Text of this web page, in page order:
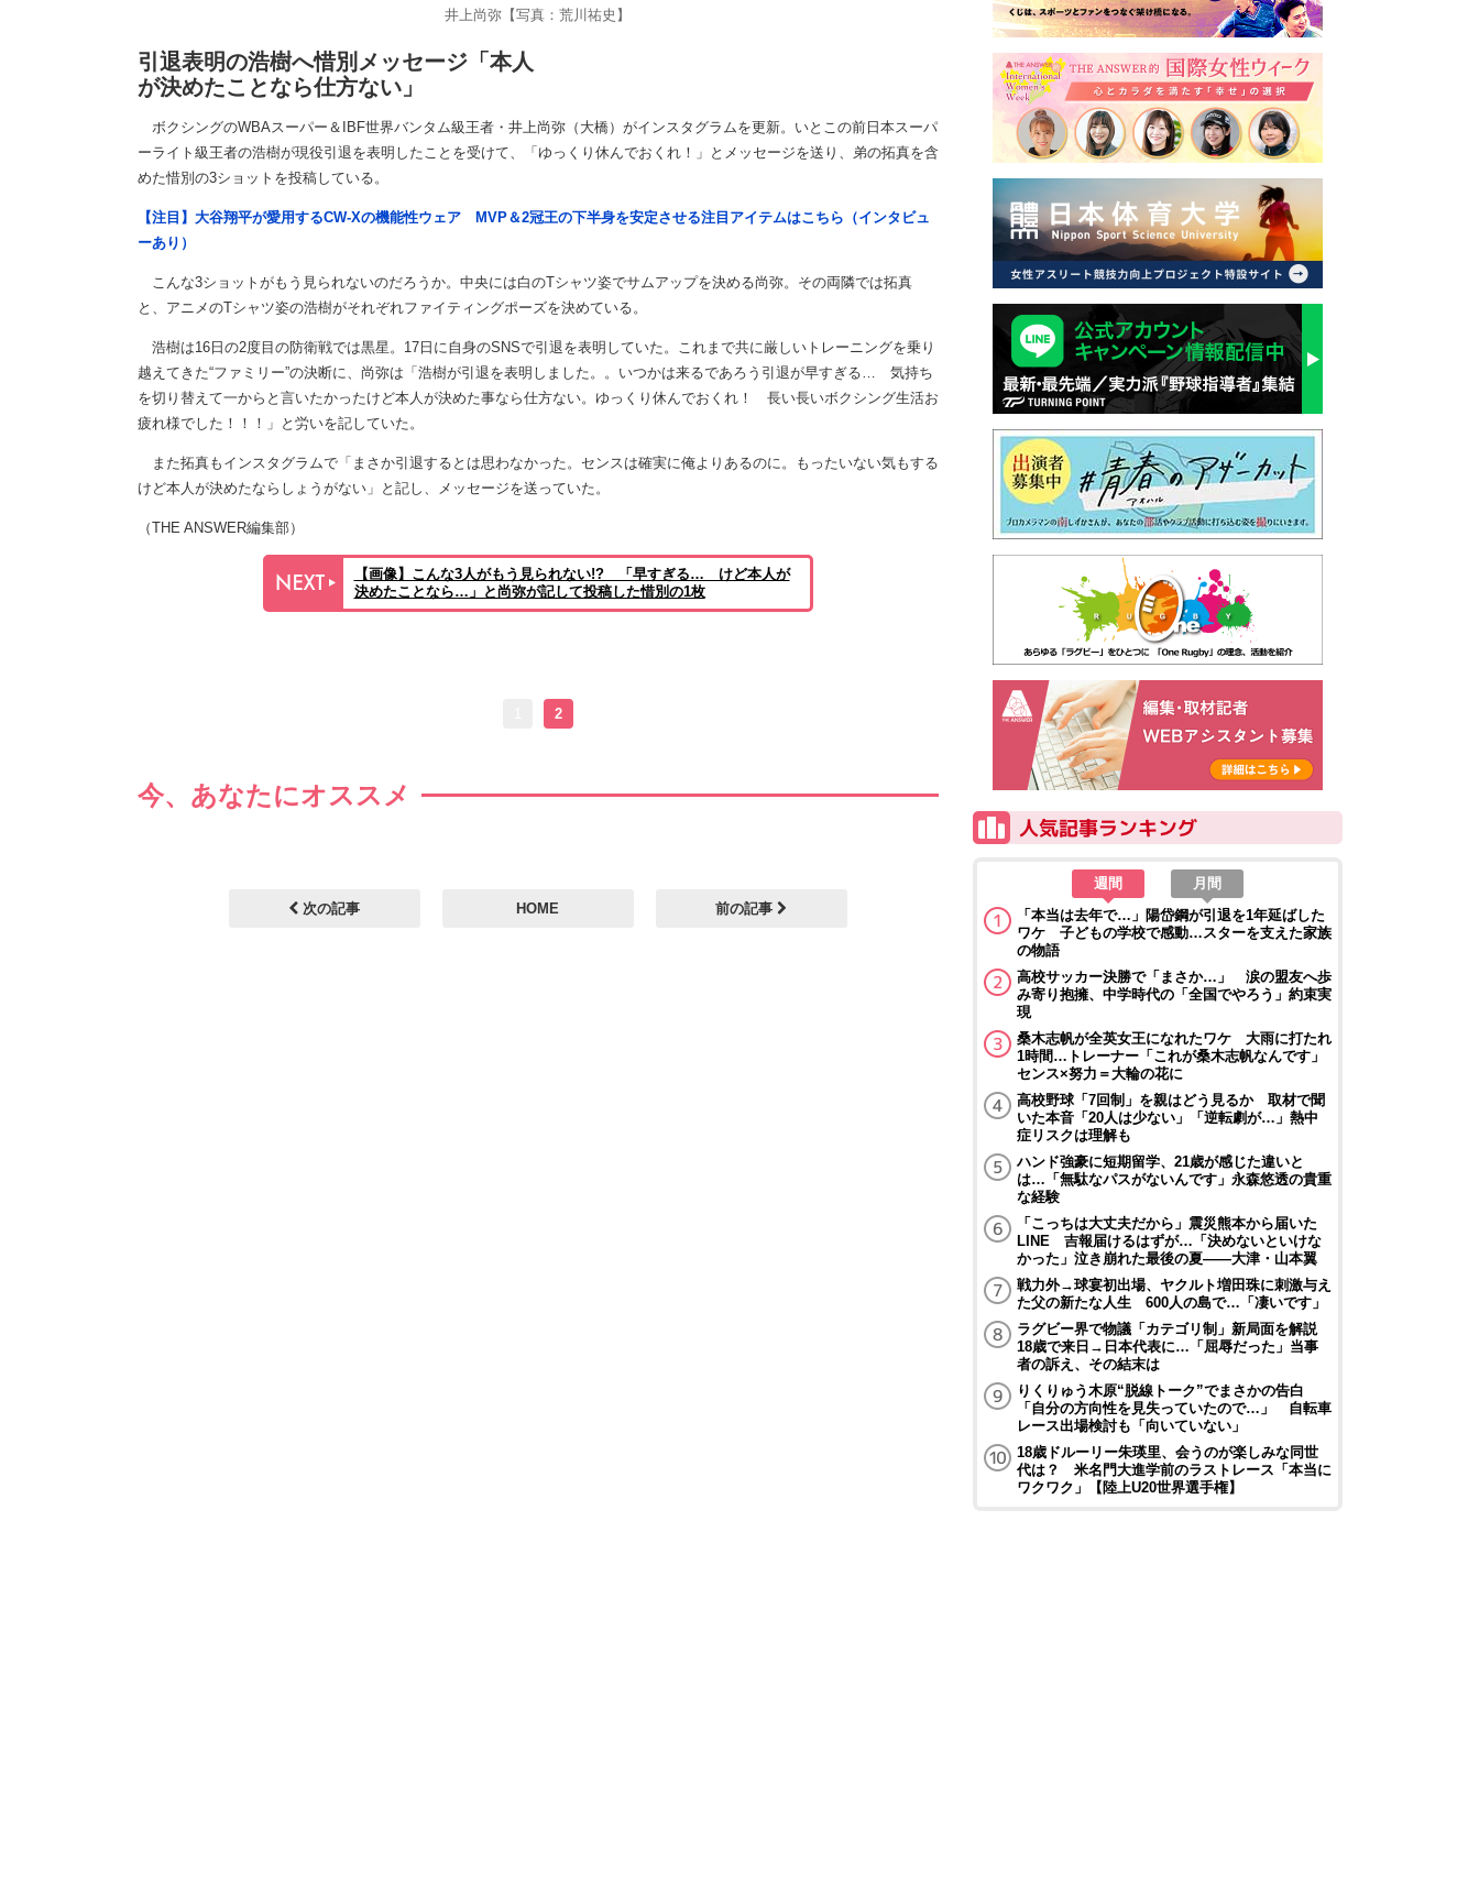
井上尚弥【写真：荒川祐史】
引退表明の浩樹へ惜別メッセージ「本人
が決めたことなら仕方ない」
ボクシングのWBAスーパー＆IBF世界バンタム級王者・井上尚弥（大橋）がインスタグラムを更新。いとこの前日本スーパ
ーライト級王者の浩樹が現役引退を表明したことを受けて、「ゆっくり休んでおくれ！」とメッセージを送り、弟の拓真を含
めた惜別の3ショットを投稿している。
【注目】大谷翔平が愛用するCW-Xの機能性ウェア MVP＆2冠王の下半身を安定させる注目アイテムはこちら（インタビュ
ーあり）
こんな3ショットがもう見られないのだろうか。中央には白のTシャツ姿でサムアップを決める尚弥。その両隣では拓真
と、アニメのTシャツ姿の浩樹がそれぞれファイティングポーズを決めている。
浩樹は16日の2度目の防衛戦では黒星。17日に自身のSNSで引退を表明していた。これまで共に厳しいトレーニングを乗り
越えてきた“ファミリー”の決断に、尚弥は「浩樹が引退を表明しました。。いつかは来るであろう引退が早すぎる… 気持ち
を切り替えて一からと言いたかったけど本人が決めた事なら仕方ない。ゆっくり休んでおくれ！ 長い長いボクシング生活お
疲れ様でした！！！」と労いを記していた。
また拓真もインスタグラムで「まさか引退するとは思わなかった。センスは確実に俺よりあるのに。もったいない気もする
けど本人が決めたならしょうがない」と記し、メッセージを送っていた。
（THE ANSWER編集部）
【画像】こんな3人がもう見られない!? 「早すぎる… けど本人が
決めたことなら…」と尚弥が記して投稿した惜別の1枚
2
今、あなたにオススメ
次の記事 HOME 前の記事
週間
月間
「本当は去年で…」陽岱鋼が引退を1年延ばした
ワケ 子どもの学校で感動…スターを支えた家族
の物語
高校サッカー決勝で「まさか…」 涙の盟友へ歩
み寄り抱擁、中学時代の「全国でやろう」約束実
現
桑木志帆が全英女王になれたワケ 大雨に打たれ
1時間…トレーナー「これが桑木志帆なんです」
センス×努力＝大輪の花に
高校野球「7回制」を親はどう見るか 取材で聞
いた本音「20人は少ない」「逆転劇が…」熱中
症リスクは理解も
ハンド強豪に短期留学、21歳が感じた違いと
は…「無駄なパスがないんです」永森悠透の貴重
な経験
「こっちは大丈夫だから」震災熊本から届いた
LINE 吉報届けるはずが…「決めないといけな
かった」泣き崩れた最後の夏――大津・山本翼
戦力外→球宴初出場、ヤクルト増田珠に刺激与え
た父の新たな人生 600人の島で…「凄いです」
ラグビー界で物議「カテゴリ制」新局面を解説
18歳で来日→日本代表に…「屈辱だった」当事
者の訴え、その結末は
りくりゅう木原“脱線トーク”でまさかの告白
「自分の方向性を見失っていたので…」 自転車
レース出場検討も「向いていない」
18歳ドルーリー朱瑛里、会うのが楽しみな同世
代は？ 米名門大進学前のラストレース「本当に
ワクワク」【陸上U20世界選手権】